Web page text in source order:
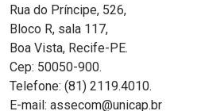
Rua do Príncipe, 526,
Bloco R, sala 117,
Boa Vista, Recife-PE.
Cep: 50050-900.
Telefone: (81) 2119.4010.
E-mail: assecom@unicap.br